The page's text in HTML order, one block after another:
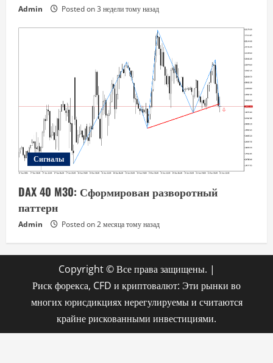
Admin Posted on 3 недели тому назад
Сигналы
DAX 40 M30: Сформирован разворотный
паттерн
Admin Posted on 2 месяца тому назад
Copyright © Все права защищены. |
Риск форекса, CFD и криптовалют: Эти рынки во
многих юрисдикциях нерегулируемы и считаются
крайне рискованными инвестициями.